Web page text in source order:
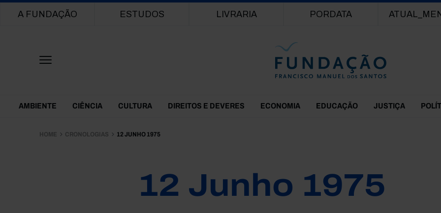
Main navigation
A FUNDAÇÃO ESTUDOS LIVRARIA PORDATA
Themes Menu
AMBIENTE CIÊNCIA CULTURA DIREITOS E DEVERES ECONOMIA EDUCAÇÃO JUSTIÇA
HOME CRONOLOGIAS 12 JUNHO 1975
12 Junho 1975